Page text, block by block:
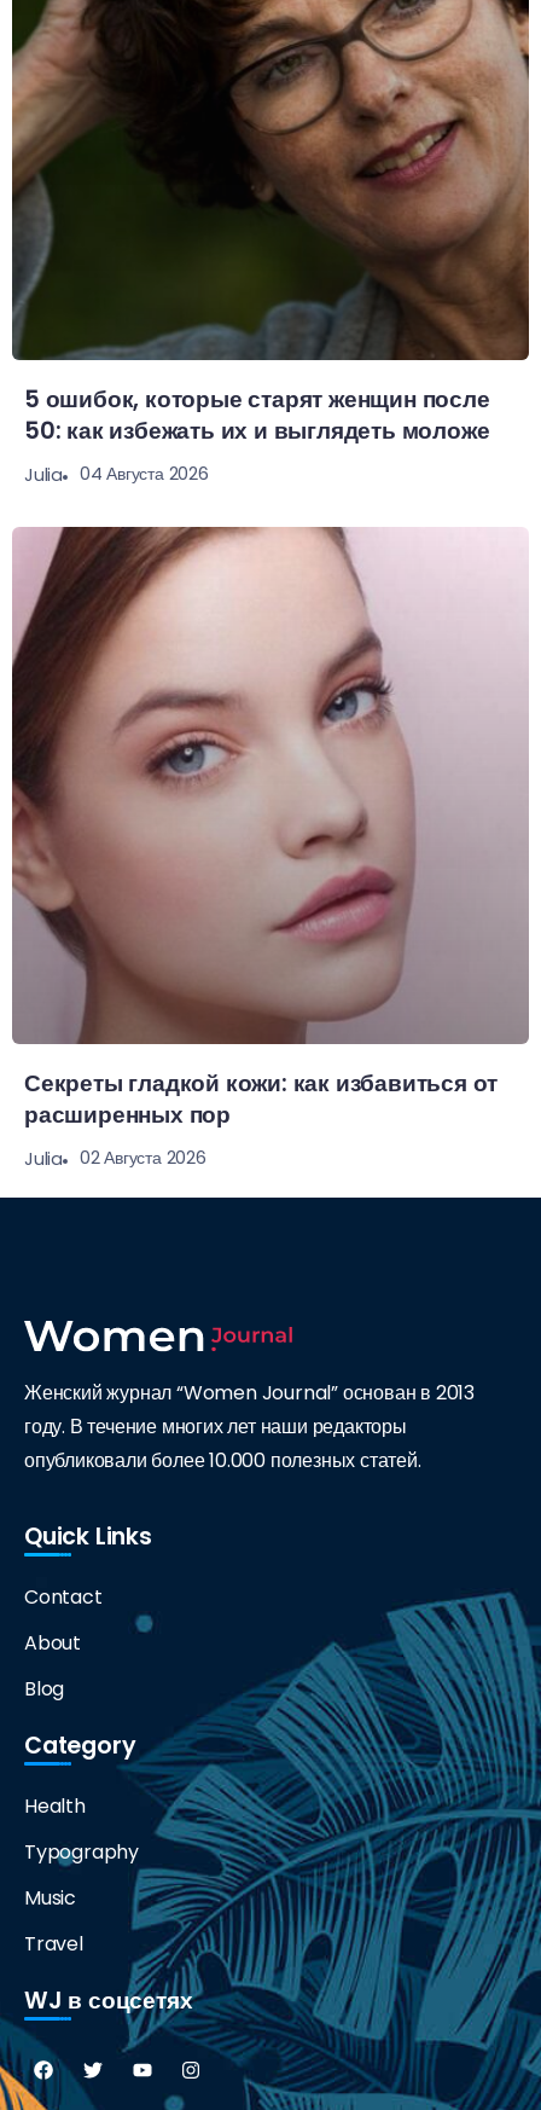
5 ошибок, которые старят женщин после
50: как избежать их и выглядеть моложе
Julia 04 Августа 2026
Секреты гладкой кожи: как избавиться от
расширенных пор
Julia 02 Августа 2026
Женский журнал “Women Journal” основан в 2013
году. В течение многих лет наши редакторы
опубликовали более 10.000 полезных статей.
Quick Links
Contact
About
Blog
Category
Health
Typography
Music
Travel
WJ в соцсетях